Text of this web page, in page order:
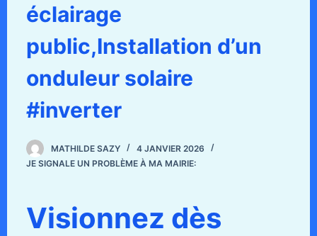
éclairage
public,Installation d’un
onduleur solaire
#inverter
MATHILDE SAZY
4 JANVIER 2026
JE SIGNALE UN PROBLÈME À MA MAIRIE:
Visionnez dès